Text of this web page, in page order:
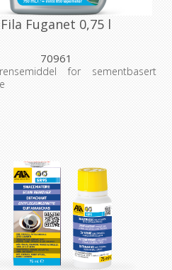
Fila Fuganet 0,75 l
70961
for sementbasert